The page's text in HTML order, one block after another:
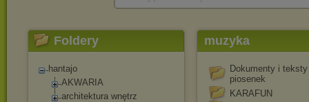
Foldery
hantajo
AKWARIA
architektura wnętrz
muzyka
Dokumenty i teksty
piosenek
KARAFUN